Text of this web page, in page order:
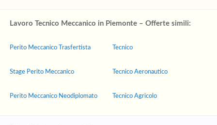
Lavoro Tecnico Meccanico in Piemonte – Offerte simili:
Perito Meccanico Trasfertista
Stage Perito Meccanico
Perito Meccanico Neodiplomato
Tecnico
Tecnico Aeronautico
Tecnico Agricolo